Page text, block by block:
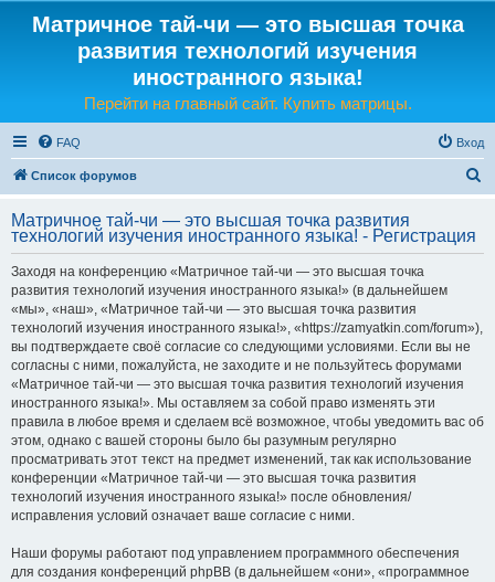
Матричное тай-чи — это высшая точка
развития технологий изучения
иностранного языка!
Перейти на главный сайт. Купить матрицы.
FAQ Вход
Список форумов
с
Матричное тай-чи — это высшая точка развития
технологий изучения иностранного языка! - Регистрация
Заходя на конференцию «Матричное тай-чи — это высшая точка
развития технологий изучения иностранного языка!» (в дальнейшем
«мы», «наш», «Матричное тай-чи — это высшая точка развития
технологий изучения иностранного языка!», «https://zamyatkin.com/forum»),
вы подтверждаете своё согласие со следующими условиями. Если вы не
согласны с ними, пожалуйста, не заходите и не пользуйтесь форумами
«Матричное тай-чи — это высшая точка развития технологий изучения
иностранного языка!». Мы оставляем за собой право изменять эти
правила в любое время и сделаем всё возможное, чтобы уведомить вас об
этом, однако с вашей стороны было бы разумным регулярно
просматривать этот текст на предмет изменений, так как использование
конференции «Матричное тай-чи — это высшая точка развития
технологий изучения иностранного языка!» после обновления/
исправления условий означает ваше согласие с ними.
Наши форумы работают под управлением программного обеспечения
для создания конференций phpBB (в дальнейшем «они», «программное